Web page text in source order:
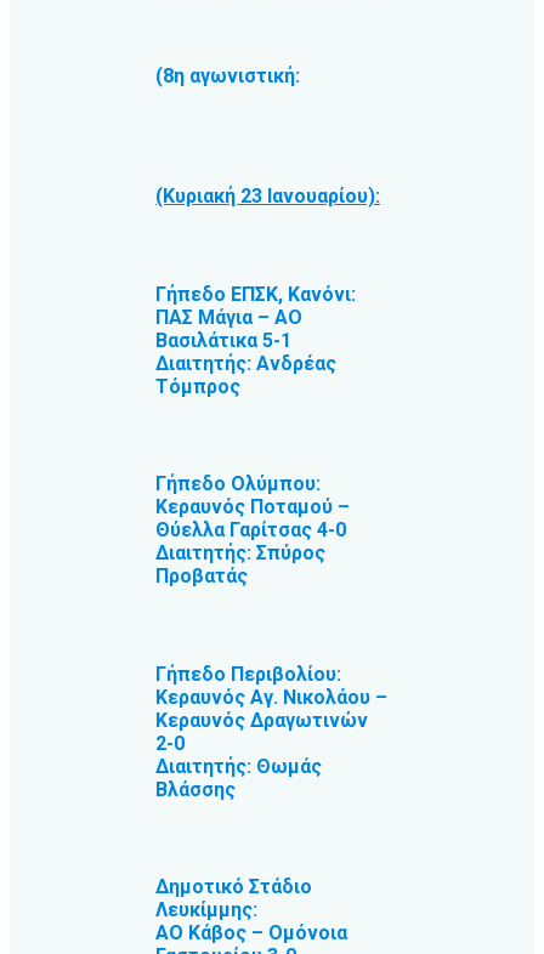
(8η αγωνιστική:
(Κυριακή 23 Ιανουαρίου):
Γήπεδο ΕΠΣΚ, Κανόνι:
ΠΑΣ Μάγια – ΑΟ
Βασιλάτικα 5-1
Διαιτητής: Ανδρέας
Τόμπρος
Γήπεδο Ολύμπου:
Κεραυνός Ποταμού –
Θύελλα Γαρίτσας 4-0
Διαιτητής: Σπύρος
Προβατάς
Γήπεδο Περιβολίου:
Κεραυνός Αγ. Νικολάου –
Κεραυνός Δραγωτινών
2-0
Διαιτητής: Θωμάς
Βλάσσης
Δημοτικό Στάδιο
Λευκίμμης:
ΑΟ Κάβος – Ομόνοια